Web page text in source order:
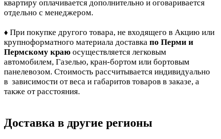
квартиру оплачивается дополнительно и оговаривается
отдельно с менеджером.
♦ При покупке другого товара, не входящего в Акцию или
крупноформатного материала доставка по Перми и
Пермскому краю осуществляется легковым
автомобилем, Газелью, кран-бортом или бортовым
панелевозом. Стоимость рассчитывается индивидуально
в зависимости от веса и габаритов товаров в заказе, а
также от расстояния.
Доставка в другие регионы